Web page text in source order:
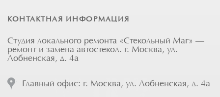
КОНТАКТНАЯ ИНФОРМАЦИЯ
Студия локального ремонта «Стекольный Маг» —
ремонт и замена автостекол. г. Москва, ул.
Лобненская, д. 4а
Главный офис: г. Москва, ул. Лобненская, д. 4а